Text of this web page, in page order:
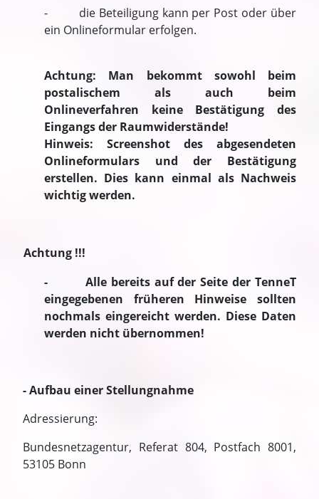
- die Beteiligung kann per Post oder über
ein Onlineformular erfolgen.
Achtung: Man bekommt sowohl beim
postalischem als auch beim
Onlineverfahren keine Bestätigung des
Eingangs der Raumwiderstände!
Hinweis: Screenshot des abgesendeten
Onlineformulars und der Bestätigung
erstellen. Dies kann einmal als Nachweis
wichtig werden.
Achtung !!!
- Alle bereits auf der Seite der TenneT
eingegebenen früheren Hinweise sollten
nochmals eingereicht werden. Diese Daten
werden nicht übernommen!
- Aufbau einer Stellungnahme
Adressierung:
Bundesnetzagentur, Referat 804, Postfach 8001,
53105 Bonn